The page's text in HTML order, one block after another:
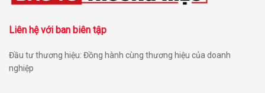
Liên hệ với ban biên tập
Đầu tư thương hiệu: Đồng hành cùng thương hiệu của doanh
nghiệp